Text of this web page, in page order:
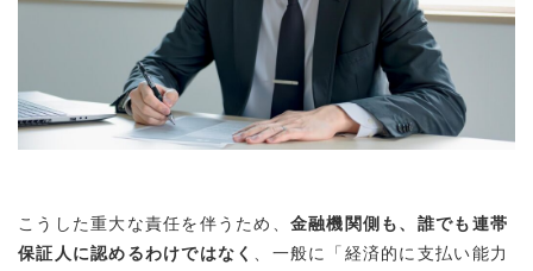
こうした重大な責任を伴うため、 金融機関側も、誰でも連帯
保証人に認めるわけではなく
、一般に「経済的に支払い能力